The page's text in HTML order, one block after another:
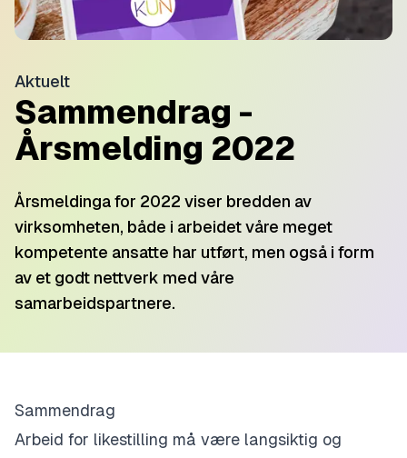
Aktuelt
Sammendrag -
Årsmelding 2022
Årsmeldinga for 2022 viser bredden av
virksomheten, både i arbeidet våre meget
kompetente ansatte har utført, men også i form
av et godt nettverk med våre
samarbeidspartnere.
Sammendrag
​Arbeid for likestilling må være langsiktig og